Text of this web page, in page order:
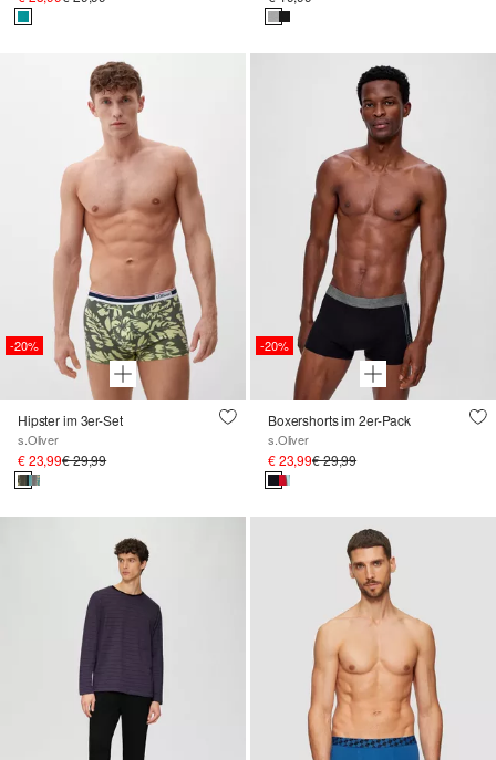
-20%
Hipster im 3er-Set
s.Oliver
€ 23,99€ 29,99
-20%
Boxershorts im 2er-Pack
s.Oliver
€ 23,99€ 29,99